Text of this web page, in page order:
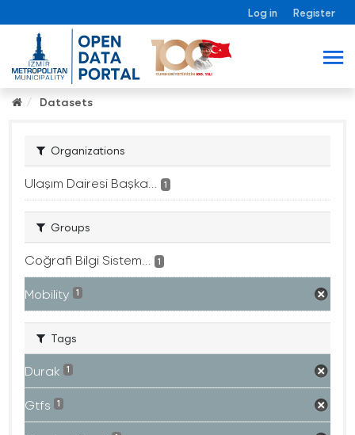
Log in Register
Datasets
Organizations
Ulaşım Dairesi Başka... 1
Groups
Coğrafi Bilgi Sistem... 1
Mobility 1
Tags
Durak 1
Gtfs 1